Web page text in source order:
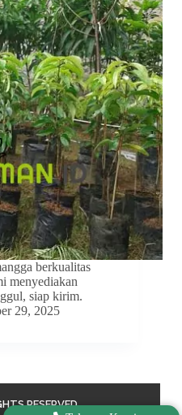
berkualitas
menyediakan
siap kirim.
29, 2025
RESERVED